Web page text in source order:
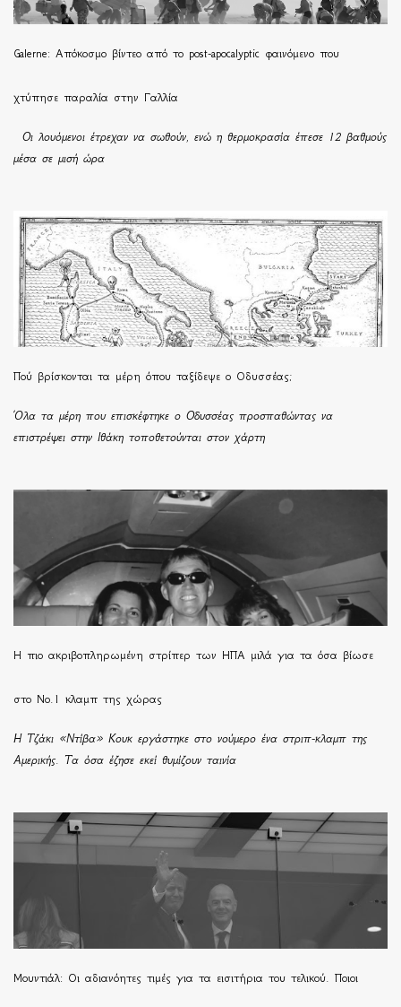
Galerne: Απόκοσμο βίντεο από το post-apocalyptic φαινόμενο που
χτύπησε παραλία στην Γαλλία
Οι λουόμενοι έτρεχαν να σωθούν, ενώ η θερμοκρασία έπεσε 12 βαθμούς
μέσα σε μισή ώρα
Πού βρίσκονται τα μέρη όπου ταξίδεψε ο Οδυσσέας;
Όλα τα μέρη που επισκέφτηκε ο Οδυσσέας προσπαθώντας να
επιστρέψει στην Ιθάκη τοποθετούνται στον χάρτη
H πιο ακριβοπληρωμένη στρίπερ των ΗΠΑ μιλά για τα όσα βίωσε
στο Νο.1 κλαμπ της χώρας
Η Τζάκι «Ντίβα» Κουκ εργάστηκε στο νούμερο ένα στριπ-κλαμπ της
Αμερικής. Τα όσα έζησε εκεί θυμίζουν ταινία
Μουντιάλ: Οι αδιανόητες τιμές για τα εισιτήρια του τελικού. Ποιοι